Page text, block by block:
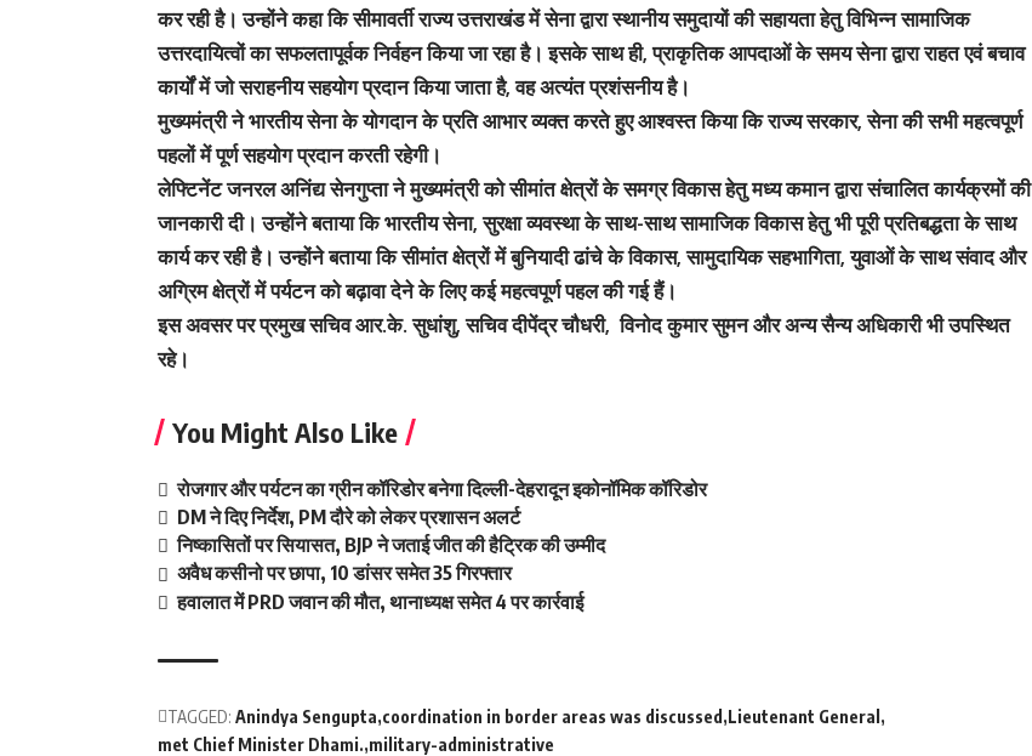
कर रही है। उन्होंने कहा कि सीमावर्ती राज्य उत्तराखंड में सेना द्वारा स्थानीय समुदायों की सहायता हेतु विभिन्न सामाजिक
उत्तरदायित्वों का सफलतापूर्वक निर्वहन किया जा रहा है। इसके साथ ही, प्राकृतिक आपदाओं के समय सेना द्वारा राहत एवं बचाव
कार्यों में जो सराहनीय सहयोग प्रदान किया जाता है, वह अत्यंत प्रशंसनीय है।
मुख्यमंत्री ने भारतीय सेना के योगदान के प्रति आभार व्यक्त करते हुए आश्वस्त किया कि राज्य सरकार, सेना की सभी महत्वपूर्ण
पहलों में पूर्ण सहयोग प्रदान करती रहेगी।
लेफ्टिनेंट जनरल अनिंद्य सेनगुप्ता ने मुख्यमंत्री को सीमांत क्षेत्रों के समग्र विकास हेतु मध्य कमान द्वारा संचालित कार्यक्रमों की
जानकारी दी। उन्होंने बताया कि भारतीय सेना, सुरक्षा व्यवस्था के साथ-साथ सामाजिक विकास हेतु भी पूरी प्रतिबद्धता के साथ
कार्य कर रही है। उन्होंने बताया कि सीमांत क्षेत्रों में बुनियादी ढांचे के विकास, सामुदायिक सहभागिता, युवाओं के साथ संवाद और
अग्रिम क्षेत्रों में पर्यटन को बढ़ावा देने के लिए कई महत्वपूर्ण पहल की गई हैं।
इस अवसर पर प्रमुख सचिव आर.के. सुधांशु, सचिव दीपेंद्र चौधरी, विनोद कुमार सुमन और अन्य सैन्य अधिकारी भी उपस्थित
रहे।
You Might Also Like
रोजगार और पर्यटन का ग्रीन कॉरिडोर बनेगा दिल्ली-देहरादून इकोनॉमिक कॉरिडोर
DM ने दिए निर्देश, PM दौरे को लेकर प्रशासन अलर्ट
निष्कासितों पर सियासत, BJP ने जताई जीत की हैट्रिक की उम्मीद
अवैध कसीनो पर छापा, 10 डांसर समेत 35 गिरफ्तार
हवालात में PRD जवान की मौत, थानाध्यक्ष समेत 4 पर कार्रवाई
TAGGED: Anindya Sengupta coordination in border areas was discussed Lieutenant General
met Chief Minister Dhami. military-administrative